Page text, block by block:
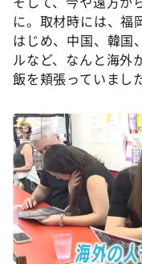
に。取材時には、福
はじめ、中国、韓国
ルなど、なんと海外
飯を頬張っていまし